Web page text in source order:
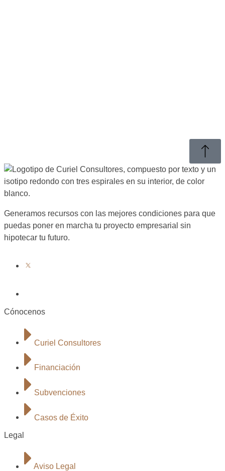
Generamos recursos con las mejores condiciones para que
puedas poner en marcha tu proyecto empresarial sin
hipotecar tu futuro.
Cónocenos
Curiel Consultores
Financiación
Subvenciones
Casos de Éxito
Legal
Aviso Legal